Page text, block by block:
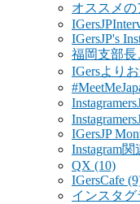
オススメ
IGersJP's
福岡支部
IGersより
IGersJP
Instagram
QX (10)
IGersCafe
インスタ